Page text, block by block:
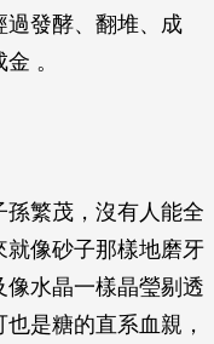
過發酵、翻堆、成
。
繁茂，沒有人能全
像砂子那樣地磨牙
水晶一樣晶瑩剔透
是糖的直系血親，